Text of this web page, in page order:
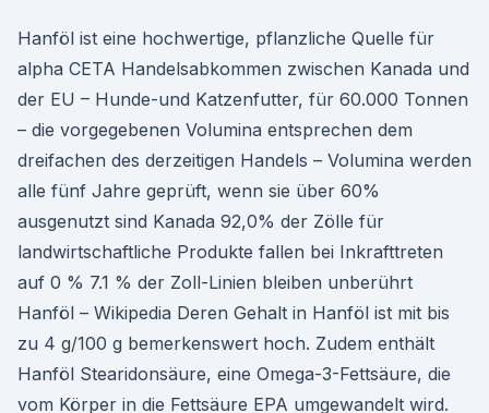
Hanföl ist eine hochwertige, pflanzliche Quelle für
alpha CETA Handelsabkommen zwischen Kanada und
der EU – Hunde-und Katzenfutter, für 60.000 Tonnen
– die vorgegebenen Volumina entsprechen dem
dreifachen des derzeitigen Handels – Volumina werden
alle fünf Jahre geprüft, wenn sie über 60%
ausgenutzt sind Kanada 92,0% der Zölle für
landwirtschaftliche Produkte fallen bei Inkrafttreten
auf 0 % 7.1 % der Zoll-Linien bleiben unberührt
Hanföl – Wikipedia Deren Gehalt in Hanföl ist mit bis
zu 4 g/100 g bemerkenswert hoch. Zudem enthält
Hanföl Stearidonsäure, eine Omega-3-Fettsäure, die
vom Körper in die Fettsäure EPA umgewandelt wird.